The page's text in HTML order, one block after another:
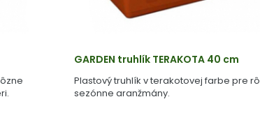
GARDEN truhlík TERAKOTA 40 cm
Plastový truhlík v terakotovej farbe pre
sezónne aranžmány.